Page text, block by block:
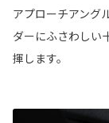
アプローチアング
ダーにふさわしい
揮します。